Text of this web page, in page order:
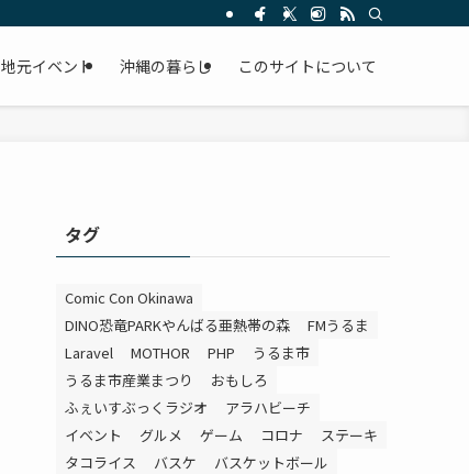
地元イベント 沖縄の暮らし このサイトについて
タグ
Comic Con Okinawa
DINO恐竜PARKやんばる亜熱帯の森
FMうるま
Laravel
MOTHOR PHP
うるま市
うるま市産業まつり
おもしろ
ふぇいすぶっくラジオ
アラハビーチ
イベント
グルメ ゲーム コロナ
ステーキ
タコライス
バスケ
バスケットボール